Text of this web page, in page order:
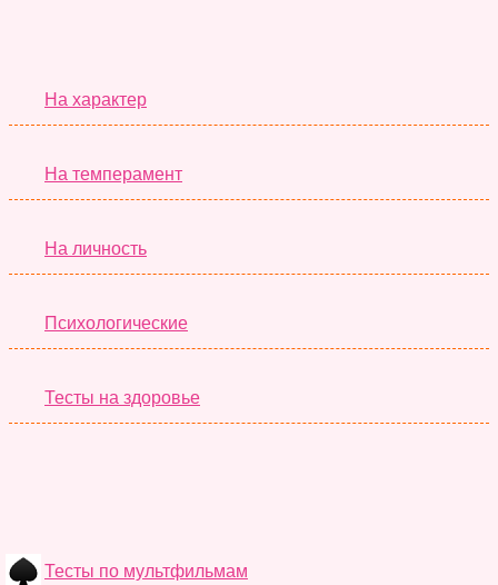
На характер
На темперамент
На личность
Психологические
Тесты на здоровье
Тесты по мультфильмам